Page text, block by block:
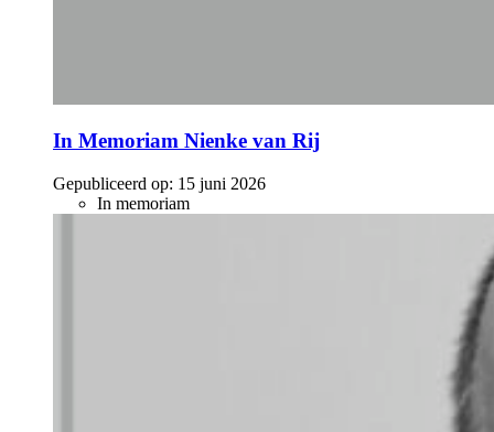
In Memoriam Nienke van Rij
Gepubliceerd op: 15 juni 2026
In memoriam